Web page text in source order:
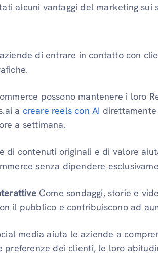
alcuni vantaggi del marketing
di entrare in contatto con
possono mantenere i loro
a creare reels con AI
a settimana.
di contenuti originali e di valore
senza dipendere
Come sondaggi, storie e
il pubblico e contribuiscono ad
media aiuta le aziende a
preferenze dei clienti, le loro